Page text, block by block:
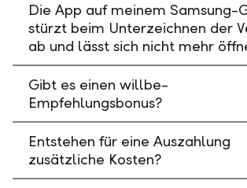
Die App auf meinem Samsung-
stürzt beim Unterzeichnen der
ab und lässt sich nicht mehr
Gibt es einen willbe-
Empfehlungsbonus?
Entstehen für eine Auszahlung
zusätzliche Kosten?